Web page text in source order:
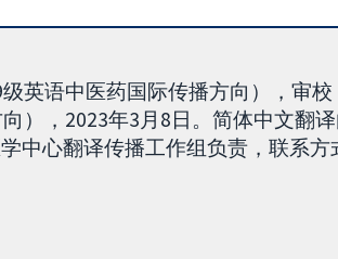
英语中医药国际传播方向），审
），2023年3月8日。简体中文翻
中心翻译传播工作组负责，联系方